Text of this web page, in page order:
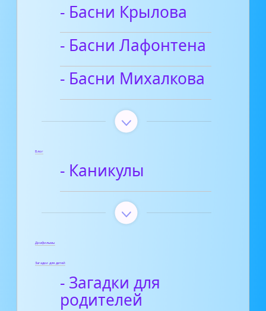
- Басни Крылова
- Басни Лафонтена
- Басни Михалкова
Блог
- Каникулы
Диафильмы
Загадки для детей
- Загадки для
родителей